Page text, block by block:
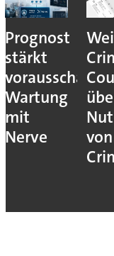
Prognost
stärkt
Wartung
mit
Nerve
von